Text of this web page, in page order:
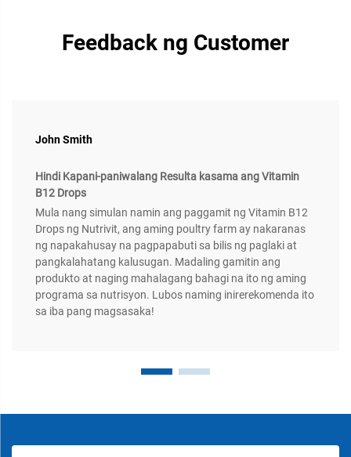
Feedback ng Customer
John Smith
Hindi Kapani-paniwalang Resulta kasama ang Vitamin
B12 Drops
Mula nang simulan namin ang paggamit ng Vitamin B12
Drops ng Nutrivit, ang aming poultry farm ay nakaranas
ng napakahusay na pagpapabuti sa bilis ng paglaki at
pangkalahatang kalusugan. Madaling gamitin ang
produkto at naging mahalagang bahagi na ito ng aming
programa sa nutrisyon. Lubos naming inirerekomenda ito
sa iba pang magsasaka!